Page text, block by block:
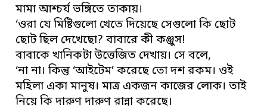
মামা আশ্চর্য ভঙ্গিতে তাকায়।
‘ওরা যে মিষ্টিগুলো খেতে দিয়েছে সেগুলো কি ছোট
ছোট ছিল দেখেছো? বাবারে কী কঞ্জুস!
বাবাকে খানিকটা উত্তেজিত দেখায়। সে বলে,
‘না না। কিন্তু ‘আইটেম’ করেছে তো দশ রকম। ওই
মহিলা একা মানুষ। মাত্র একজন কাজের লোক। তাই
নিয়ে কি দারুণ দারুণ রান্না করেছে।